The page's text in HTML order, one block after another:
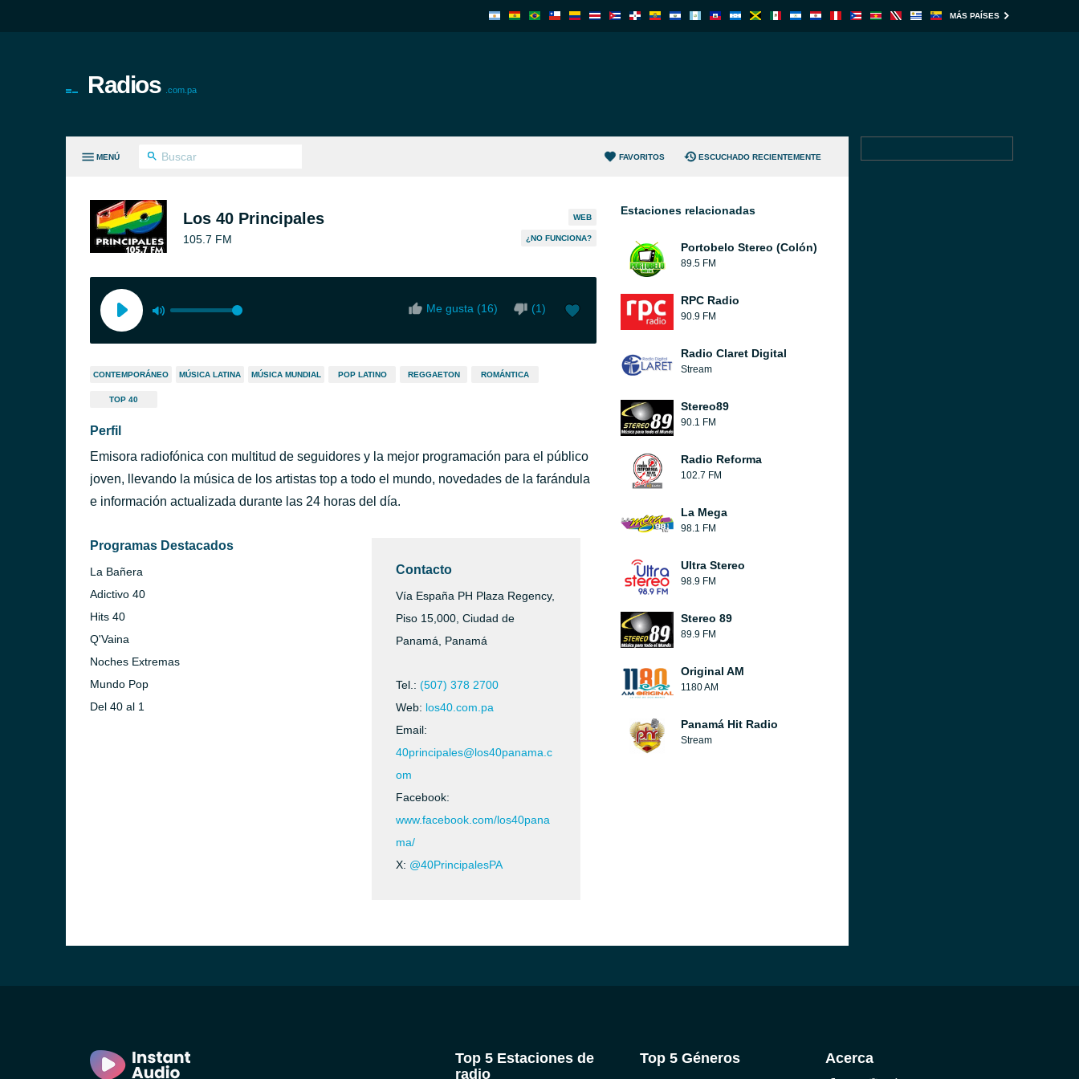
MÁS PAÍSES
Radios .com.pa
MENÚ FAVORITOS ESCUCHADO RECIENTEMENTE
Los 40 Principales
105.7 FM
WEB
¿NO FUNCIONA?
Me gusta (16) (1)
CONTEMPORÁNEO MÚSICA LATINA MÚSICA MUNDIAL POP LATINO REGGAETON ROMÁNTICA
TOP 40
Perfil
Emisora radiofónica con multitud de seguidores y la mejor programación para el público
joven, llevando la música de los artistas top a todo el mundo, novedades de la farándula
e información actualizada durante las 24 horas del día.
Programas Destacados
La Bañera
Adictivo 40
Hits 40
Q'Vaina
Noches Extremas
Mundo Pop
Del 40 al 1
Contacto
Vía España PH Plaza Regency,
Piso 15,000, Ciudad de
Panamá, Panamá
Tel.: (507) 378 2700
Web: los40.com.pa
Email:
40principales@los40panama.c
om
Facebook:
www.facebook.com/los40pana
ma/
X: @40PrincipalesPA
Estaciones relacionadas
Portobelo Stereo (Colón)
89.5 FM
RPC Radio
90.9 FM
Radio Claret Digital
Stream
Stereo89
90.1 FM
Radio Reforma
102.7 FM
La Mega
98.1 FM
Ultra Stereo
98.9 FM
Stereo 89
89.9 FM
Original AM
1180 AM
Panamá Hit Radio
Stream
Top 5 Estaciones de
radio
Top 5 Géneros Acerca